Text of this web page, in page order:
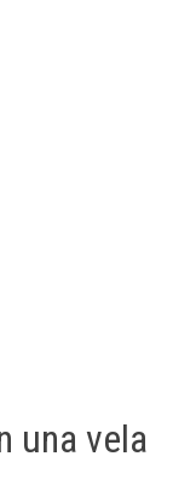
una vela